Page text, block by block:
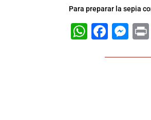
Para preparar la sepia